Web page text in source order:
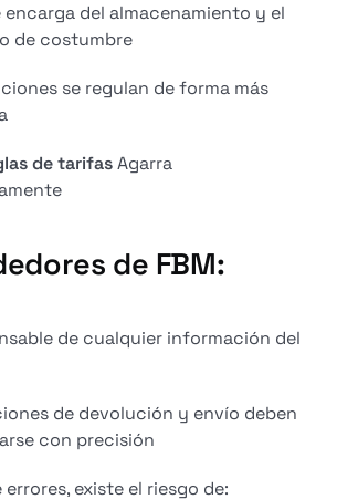
encarga del almacenamiento y el
de costumbre
se regulan de forma más
de tarifasAgarra
de FBM:
de cualquier información del
de devolución y envío deben
con precisión
errores, existe el riesgo de: